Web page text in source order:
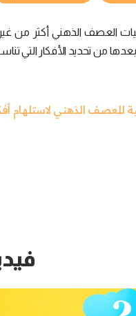
العصف الذهني أكثر من
من تحديد الأفكار التي